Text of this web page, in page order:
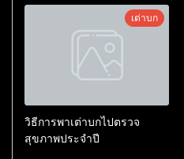
เต่าบก
วิธีการพาเต่าบกไปตรวจ
สุขภาพประจำปี